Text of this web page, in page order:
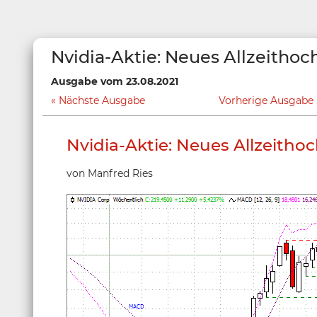
Nvidia-Aktie: Neues
Ausgabe vom 23.08.2021
Nächste Ausgabe
Vorherige Ausgabe
Nvidia-Aktie: Neues
von Manfred Ries